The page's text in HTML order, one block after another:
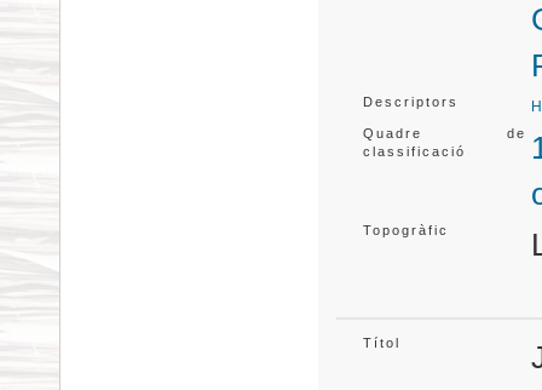
Descriptors
Quadre de
classificació
Topogràfic
Títol